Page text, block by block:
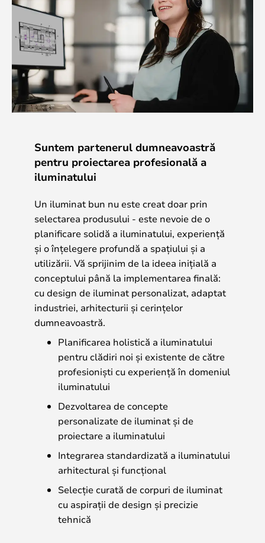
Suntem partenerul dumneavoastră
pentru proiectarea profesională a
iluminatului
Un iluminat bun nu este creat doar prin
selectarea produsului - este nevoie de o
planificare solidă a iluminatului, experiență
și o înțelegere profundă a spațiului și a
utilizării. Vă sprijinim de la ideea inițială a
conceptului până la implementarea finală:
cu design de iluminat personalizat, adaptat
industriei, arhitecturii și cerințelor
dumneavoastră.
Planificarea holistică a iluminatului
pentru clădiri noi și existente de către
profesioniști cu experiență în domeniul
iluminatului
Dezvoltarea de concepte
personalizate de iluminat și de
proiectare a iluminatului
Integrarea standardizată a iluminatului
arhitectural și funcțional
Selecție curată de corpuri de iluminat
cu aspirații de design și precizie
tehnică